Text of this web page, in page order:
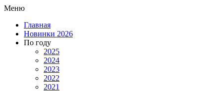
Меню
Главная
Новинки 2026
По году
2025
2024
2023
2022
2021